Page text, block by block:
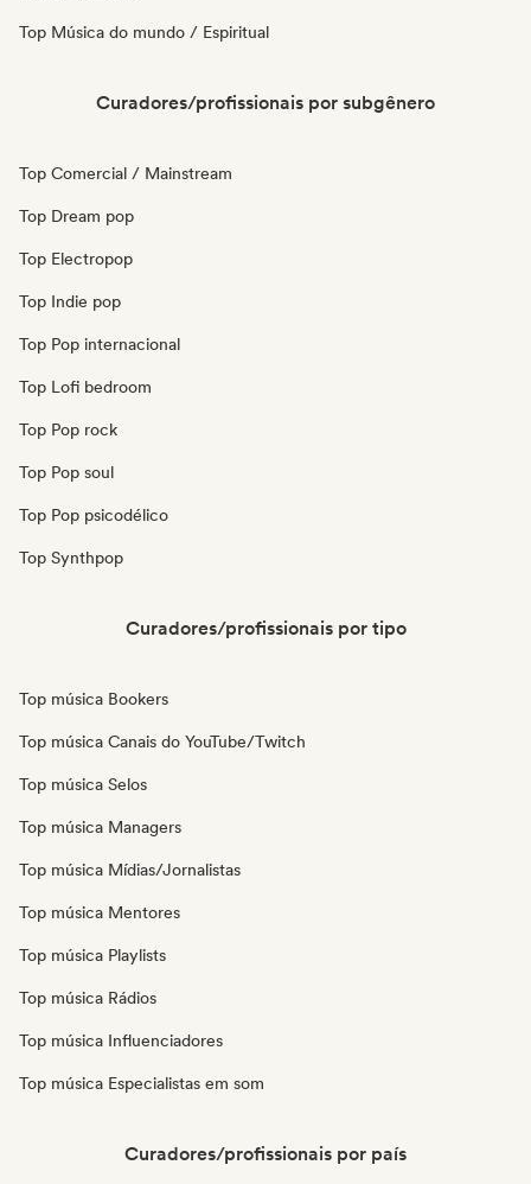
Top Música do mundo / Espiritual
Curadores/profissionais por subgênero
Top Comercial / Mainstream
Top Dream pop
Top Electropop
Top Indie pop
Top Pop internacional
Top Lofi bedroom
Top Pop rock
Top Pop soul
Top Pop psicodélico
Top Synthpop
Curadores/profissionais por tipo
Top música Bookers
Top música Canais do YouTube/Twitch
Top música Selos
Top música Managers
Top música Mídias/Jornalistas
Top música Mentores
Top música Playlists
Top música Rádios
Top música Influenciadores
Top música Especialistas em som
Curadores/profissionais por país